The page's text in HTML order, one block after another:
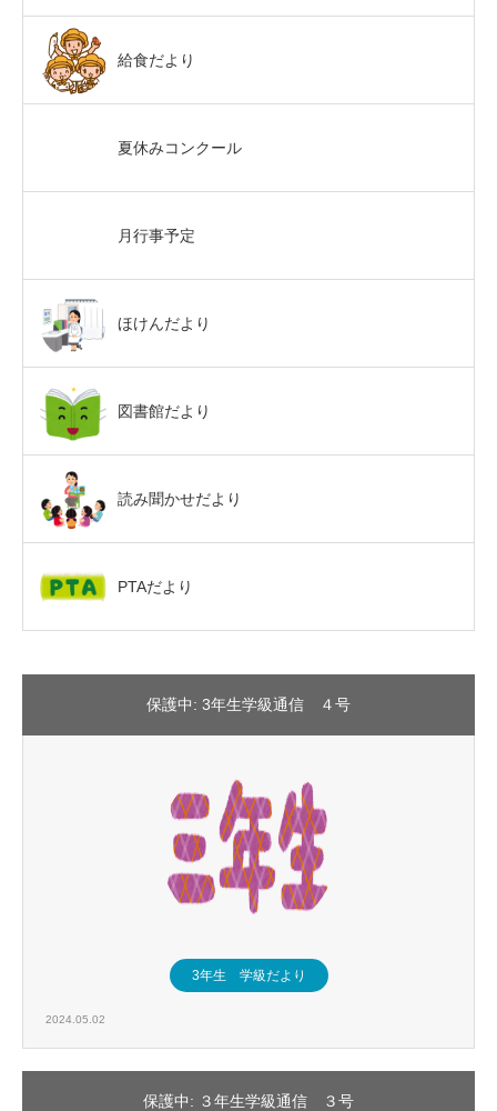
給食だより
夏休みコンクール
月行事予定
ほけんだより
図書館だより
読み聞かせだより
PTAだより
保護中: 3年生学級通信 ４号
3年生 学級だより
2024.05.02
保護中: ３年生学級通信 ３号